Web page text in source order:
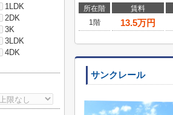
所在階 賃料
1階
13.5万円
サンクレール
1LDK
2DK
3K
3LDK
4DK